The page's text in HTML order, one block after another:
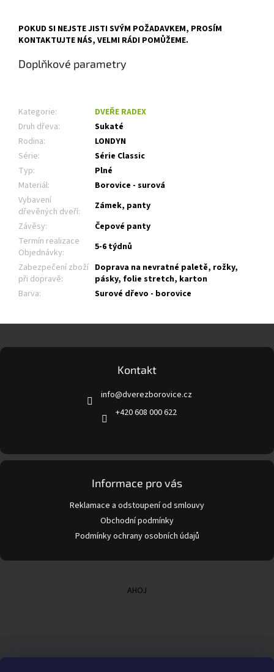
POKUD SI NEJSTE JISTI SVÝM POŽADAVKEM, PROSÍM
KONTAKTUJTE NÁS, VELMI RÁDI POMŮŽEME.
Doplňkové parametry
Kategorie:
DVEŘE RADEX
Druh dřeva:
Sukaté
Rodina:
LONDYN
Série:
Série Classic
Typ:
Plné
Materiál:
Borovice - surová
Vybavení
dřevěných dveří:
Zámek, panty
Závěsy:
Čepové panty
Termín realizace
Objednávky:
5-6 týdnů
Zabezpečení zboží
při dopravě:
Doprava na nevratné paletě, rožky,
pásky, folie stretch, karton
Barva: Surové dřevo - borovice
p
Kontakt
info@dverezborovice.cz
+420 608 000 622
Informace pro vás
Reklamace a odstoupení od smlouvy
Obchodní podmínky
Podmínky ochrany osobních údajů
AHOJ